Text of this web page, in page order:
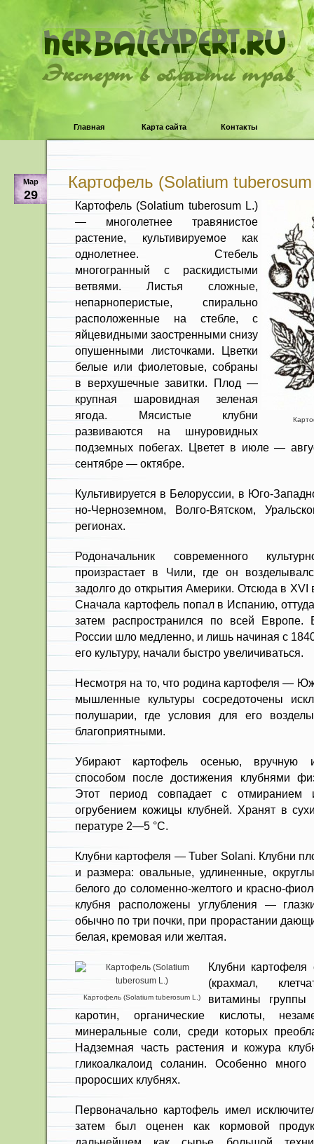
Эксперт в области трав
Главная Карта сайта Контакты
Мар
29
Картофель (Solatium
Картофель (Solatium tuberosum L.)
— многолетнее травянистое
растение, культивируемое как
однолетнее. Сте­бель
многогранный с раскидистыми
ветвями. Листья сложные,
непарнопе­ристые, спирально
расположенные на стебле, с
яйцевидными заостренными снизу
опушенными листочками. Цвет­ки
белые или фиолетовые, собраны
в верхушечные завитки. Плод —
круп­ная шаровидная зеленая
ягода. Мя­систые клубни
развиваются на шнуровидных
подземных побегах. Цветет в июле —
сентябре — октябре.
Культивируется в Белоруссии, в Юго-
но-Черноземном, Волго-Вятском,
регионах.
Родоначальник современного
произрастает в Чили, где он
задолго до открытия Америки. Отсюда в
Сначала картофель по­пал в Испанию,
затем распространился по всей Европе.
России шло медленно, и лишь на­чиная с
его культуру, начали быстро уве­личиваться.
Несмотря на то, что родина кар­тофеля —
мышленные культуры сосредоточены
полушарии, где условия для его
благоприятными.
Убирают картофель осенью, вруч­ную
способом после достижения клубнями
Этот период совпа­дает с отмиранием
огрубением кожицы клубней. Хранят в
пературе 2—5 °С.
Клубни картофеля — Tuber Solani. Клубни
и размера: овальные, удлиненные,
белого до соломенно-желтого и красно-
клубня распо­ложены углубления —
обычно по три почки, при прорастании
белая, кремовая или желтая.
Картофель (Solatium tuberosum L.)
Клубни картофеля
(крахмал,
витамины
каротин, орга­нические кислоты,
минеральные соли, среди которых
Надземная часть растения и кожура
гликоалкалоид соланин. Особенно
проросших клуб­нях.
Первоначально картофель имел
за­тем был оценен как кормовой